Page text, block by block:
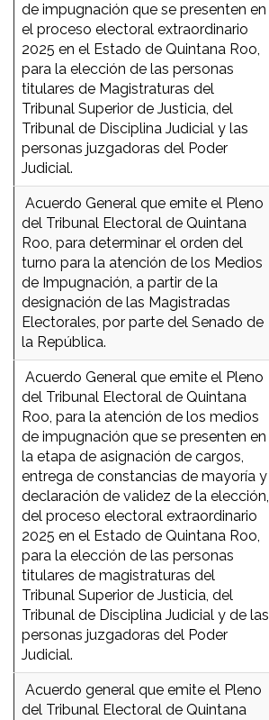
de impugnación que se presenten en
el proceso electoral extraordinario
2025 en el Estado de Quintana Roo,
para la elección de las personas
titulares de Magistraturas del
Tribunal Superior de Justicia, del
Tribunal de Disciplina Judicial y las
personas juzgadoras del Poder
Judicial.
Acuerdo General que emite el Pleno
del Tribunal Electoral de Quintana
Roo, para determinar el orden del
turno para la atención de los Medios
de Impugnación, a partir de la
designación de las Magistradas
Electorales, por parte del Senado de
la República.
Acuerdo General que emite el Pleno
del Tribunal Electoral de Quintana
Roo, para la atención de los medios
de impugnación que se presenten en
la etapa de asignación de cargos,
entrega de constancias de mayoría y
declaración de validez de la elección,
del proceso electoral extraordinario
2025 en el Estado de Quintana Roo,
para la elección de las personas
titulares de magistraturas del
Tribunal Superior de Justicia, del
Tribunal de Disciplina Judicial y de las
personas juzgadoras del Poder
Judicial.
Acuerdo general que emite el Pleno
del Tribunal Electoral de Quintana